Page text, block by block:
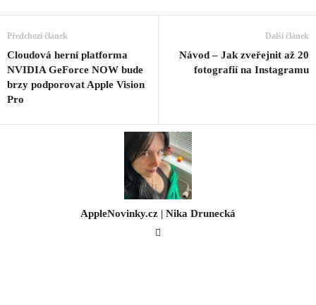
Předchozí článek
Cloudová herní platforma
NVIDIA GeForce NOW bude
brzy podporovat Apple Vision
Pro
Další článek
Návod – Jak zveřejnit až 20
fotografií na Instagramu
AppleNovinky.cz | Nika Drunecká